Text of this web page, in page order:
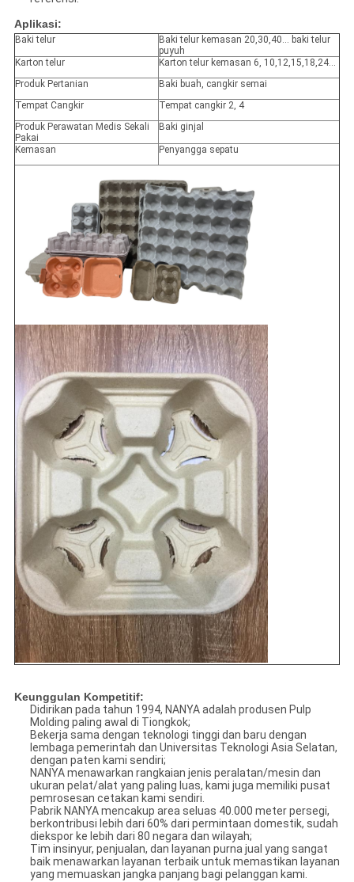
Aplikasi:
Baki telur
Baki telur kemasan 20,30,40… baki telur
puyuh
Karton telur
Karton telur kemasan 6, 10,12,15,18,24…
Produk Pertanian
Baki buah, cangkir semai
Tempat Cangkir
Tempat cangkir 2, 4
Produk Perawatan Medis Sekali
Pakai
Baki ginjal
Kemasan Penyangga sepatu
Keunggulan Kompetitif:
Didirikan pada tahun 1994, NANYA adalah produsen Pulp
Molding paling awal di Tiongkok;
Bekerja sama dengan teknologi tinggi dan baru dengan
lembaga pemerintah dan Universitas Teknologi Asia Selatan,
dengan paten kami sendiri;
NANYA menawarkan rangkaian jenis peralatan/mesin dan
ukuran pelat/alat yang paling luas, kami juga memiliki pusat
pemrosesan cetakan kami sendiri.
Pabrik NANYA mencakup area seluas 40.000 meter persegi,
berkontribusi lebih dari 60% dari permintaan domestik, sudah
diekspor ke lebih dari 80 negara dan wilayah;
Tim insinyur, penjualan, dan layanan purna jual yang sangat
baik menawarkan layanan terbaik untuk memastikan layanan
yang memuaskan jangka panjang bagi pelanggan kami.